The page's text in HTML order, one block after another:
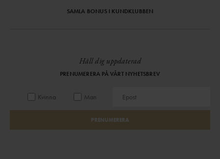
SAMLA BONUS I KUNDKLUBBEN
Håll dig uppdaterad
PRENUMERERA PÅ VÅRT NYHETSBREV
Kvinna Man
PRENUMERERA